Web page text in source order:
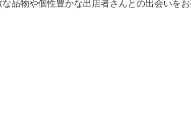
品物や個性豊かな出店者さんとの出会いを